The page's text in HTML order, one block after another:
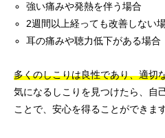
強い痛みや発熱を伴う場合
2週間以上経っても改善しない
耳の痛みや聴力低下がある場合
多くのしこりは良性であり、適切
気になるしこりを見つけたら、自
ことで、安心を得ることができます